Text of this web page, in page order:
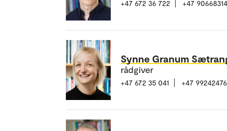
+47 672 36 722 +47 90668314
Synne Granum
rådgiver
+47 672 35 041 +47 99242476